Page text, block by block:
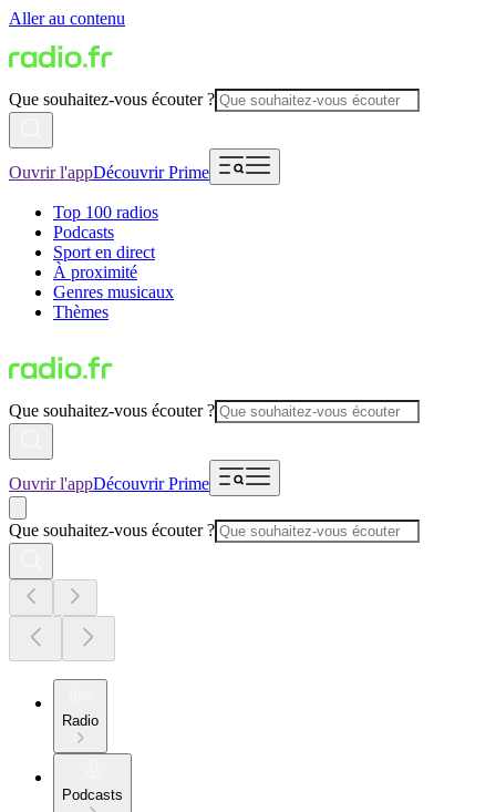
Aller au contenu
Que souhaitez-vous écouter ?
Ouvrir l'appDécouvrir Prime
Top 100 radios
Podcasts
Sport en direct
À proximité
Genres musicaux
Thèmes
Que souhaitez-vous écouter ?
Ouvrir l'appDécouvrir Prime
Que souhaitez-vous écouter ?
Radio
Podcasts